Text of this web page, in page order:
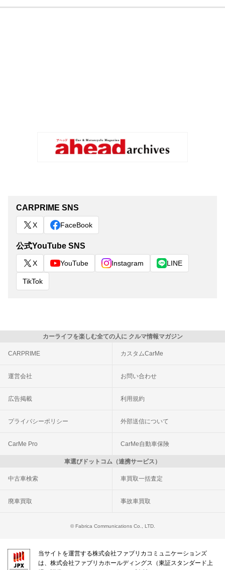
CARPRIME SNS
X FaceBook
公式YouTube SNS
X YouTube Instagram LINE
TikTok
カーライフを楽しむ全ての人に クルマ情報マガジン
CARPRIME カスタムCarMe
運営会社 お問い合わせ
広告掲載 利用規約
プライバシーポリシー 外部送信について
CarMe Pro CarMe自動車保険
車選びドットコム（連携サービス）
中古車検索 車買取一括査定
廃車買取 事故車買取
© Fabrica Communications Co., LTD.
当サイトを運営する株式会社ファブリカコミュニケーションズ
は、株式会社ファブリカホールディングス（東証スタンダード上